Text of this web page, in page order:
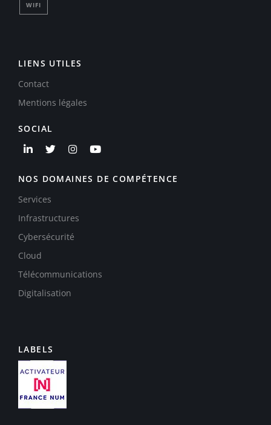
WIFI
LIENS UTILES
Contact
Mentions légales
SOCIAL
NOS DOMAINES DE COMPÉTENCE
Services
Infrastructures
Cybersécurité
Cloud
Télécommunications
Digitalisation
LABELS